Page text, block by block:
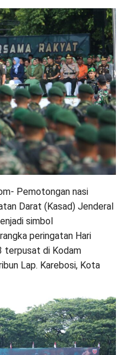
Pemotongan nasi
Darat (Kasad) Jenderal
simbol
peringatan Hari
terpusat di Kodam
Lap. Karebosi, Kota